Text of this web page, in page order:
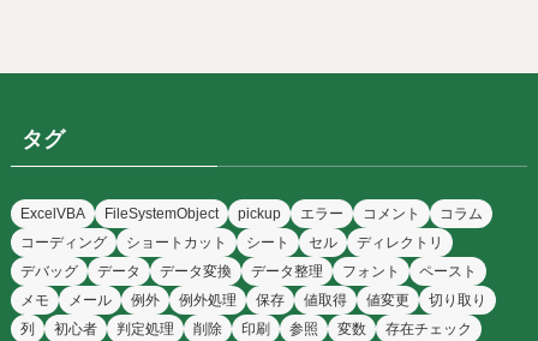
タグ
ExcelVBA FileSystemObject pickup エラー コメント
コラム
コーディング
ショートカット シート セル
ディレクトリ
デバッグ
データ データ変換 データ整理 フォント
ペースト
メモ
メール 例外 例外処理 保存 値取得 値変更
切り取り
列
初心者 判定処理 削除 印刷 参照 変数
存在チェック